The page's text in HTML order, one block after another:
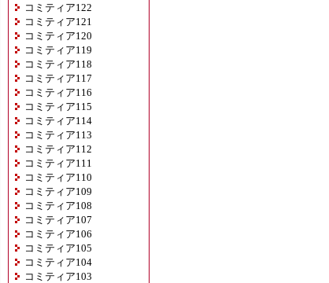
コミティア122
コミティア121
コミティア120
コミティア119
コミティア118
コミティア117
コミティア116
コミティア115
コミティア114
コミティア113
コミティア112
コミティア111
コミティア110
コミティア109
コミティア108
コミティア107
コミティア106
コミティア105
コミティア104
コミティア103